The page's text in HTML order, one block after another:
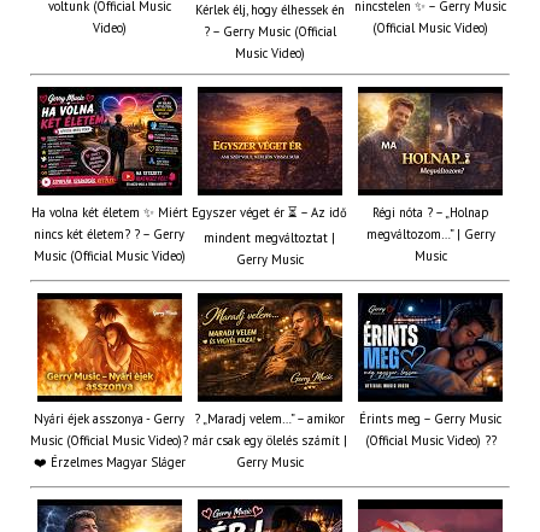
voltunk (Official Music
Video)
Kérlek élj, hogy élhessek én
? – Gerry Music (Official
Music Video)
nincstelen ✨ – Gerry Music
(Official Music Video)
Ha volna két életem ✨ Miért
nincs két életem? ? – Gerry
Music (Official Music Video)
Egyszer véget ér ⏳ – Az idő
mindent megváltoztat |
Gerry Music
Régi nóta ? – „Holnap
megváltozom…” | Gerry
Music
Nyári éjek asszonya - Gerry
Music (Official Music Video)?
❤️ Érzelmes Magyar Sláger
? „Maradj velem…” – amikor
már csak egy ölelés számít |
Gerry Music
Érints meg – Gerry Music
(Official Music Video) ??